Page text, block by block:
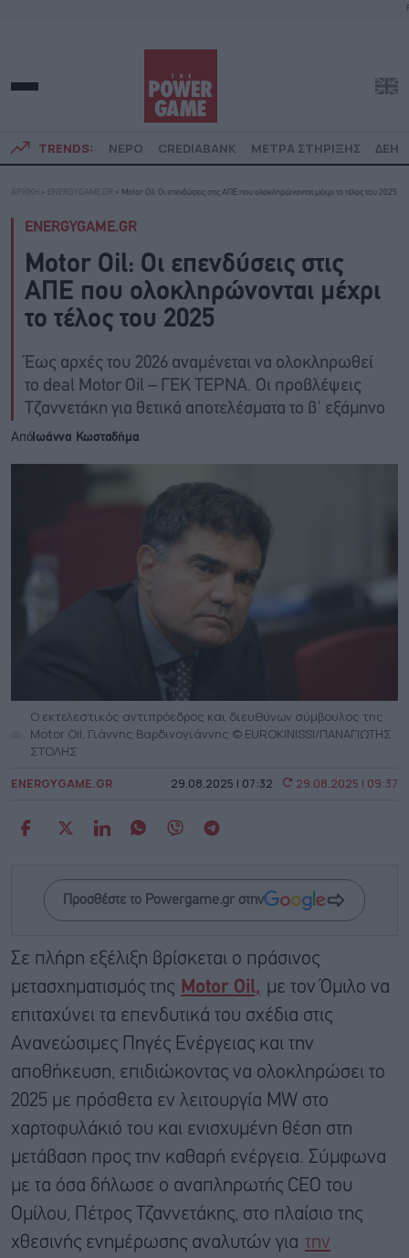
TRENDS: ΝΕΡΟ CREDIABANK ΜΕΤΡΑ ΣΤΗΡΙΞΗΣ ΔΕΗ
ΑΡΧΙΚΗ » ENERGYGAME.GR » Motor Oil: Οι επενδύσεις στις ΑΠΕ που ολοκληρώνονται μέχρι το τέλος του 2025
ENERGYGAME.GR
Motor Oil: Οι επενδύσεις στις
ΑΠΕ που ολοκληρώνονται μέχρι
το τέλος του 2025
Έως αρχές του 2026 αναμένεται να ολοκληρωθεί
το deal Motor Oil – ΓΕΚ ΤΕΡΝΑ. Οι προβλέψεις
Τζαννετάκη για θετικά αποτελέσματα το β' εξάμηνο
ΑπόΙωάννα Κωσταδήμα
Ο εκτελεστικός αντιπρόεδρος και διευθύνων σύμβουλος της
Motor Oil, Γιάννης Βαρδινογιάννης © EUROKINISSI/ΠΑΝΑΓΙΩΤΗΣ
ΣΤΟΛΗΣ
ENERGYGAME.GR 29.08.2025 | 07:32 29.08.2025 | 09:37
Προσθέστε το Powergame.gr στην
Σε πλήρη εξέλιξη βρίσκεται ο πράσινος
μετασχηματισμός της Motor Oil, με τον Όμιλο να
επιταχύνει τα επενδυτικά του σχέδια στις
Ανανεώσιμες Πηγές Ενέργειας και την
αποθήκευση, επιδιώκοντας να ολοκληρώσει το
2025 με πρόσθετα εν λειτουργία MW στο
χαρτοφυλάκιό του και ενισχυμένη θέση στη
μετάβαση προς την καθαρή ενέργεια. Σύμφωνα
με τα όσα δήλωσε ο αναπληρωτής CEO του
Ομίλου, Πέτρος Τζαννετάκης, στο πλαίσιο της
χθεσινής ενημέρωσης αναλυτών για την